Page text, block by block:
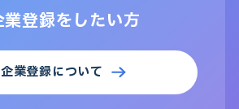
業登録をしたい方
企業登録について